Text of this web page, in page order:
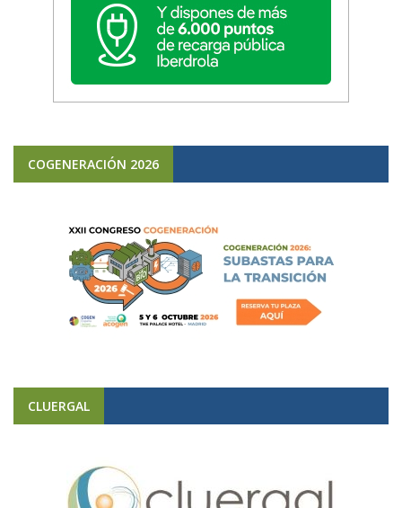
COGENERACIÓN 2026
CLUERGAL